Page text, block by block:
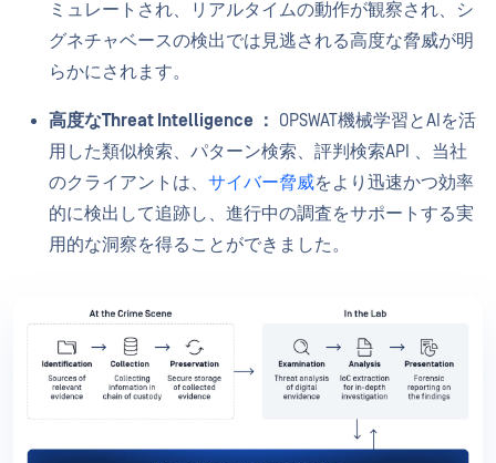
ミュレートされ、リアルタイムの動作が観察され、シ
グネチャベースの検出では見逃される高度な脅威が明
らかにされます。
高度なThreat Intelligence ：
OPSWAT機械学習とAIを活
用した類似検索、パターン検索、評判検索API 、当社
のクライアントは、 サイバー脅威をより迅速かつ効率
的に検出して追跡し、進行中の調査をサポートする実
用的な洞察を得ることができました。